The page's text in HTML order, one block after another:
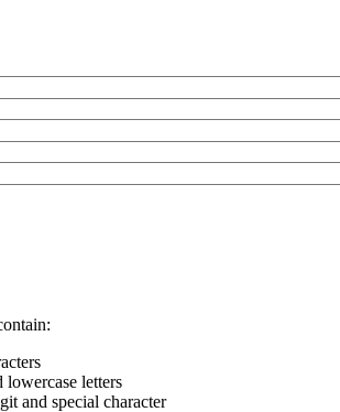
lowercase letters
and special character